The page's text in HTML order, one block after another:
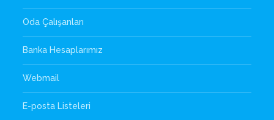
Oda Çalışanları
Banka Hesaplarımız
Webmail
E-posta Listeleri